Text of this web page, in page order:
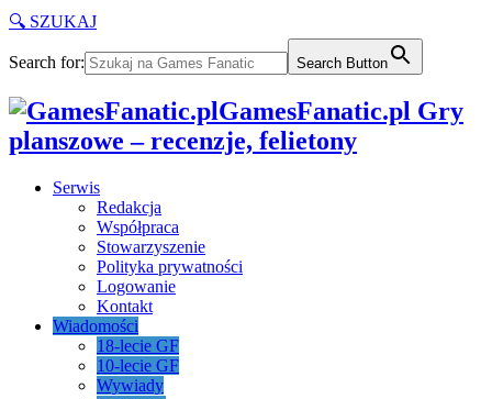
🔍 SZUKAJ
Search for: Search Button
GamesFanatic.pl Gry
planszowe – recenzje, felietony
Serwis
Redakcja
Współpraca
Stowarzyszenie
Polityka prywatności
Logowanie
Kontakt
Wiadomości
18-lecie GF
10-lecie GF
Wywiady